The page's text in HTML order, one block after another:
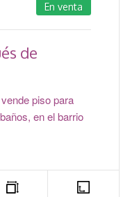
En venta
de
piso para
en el barrio